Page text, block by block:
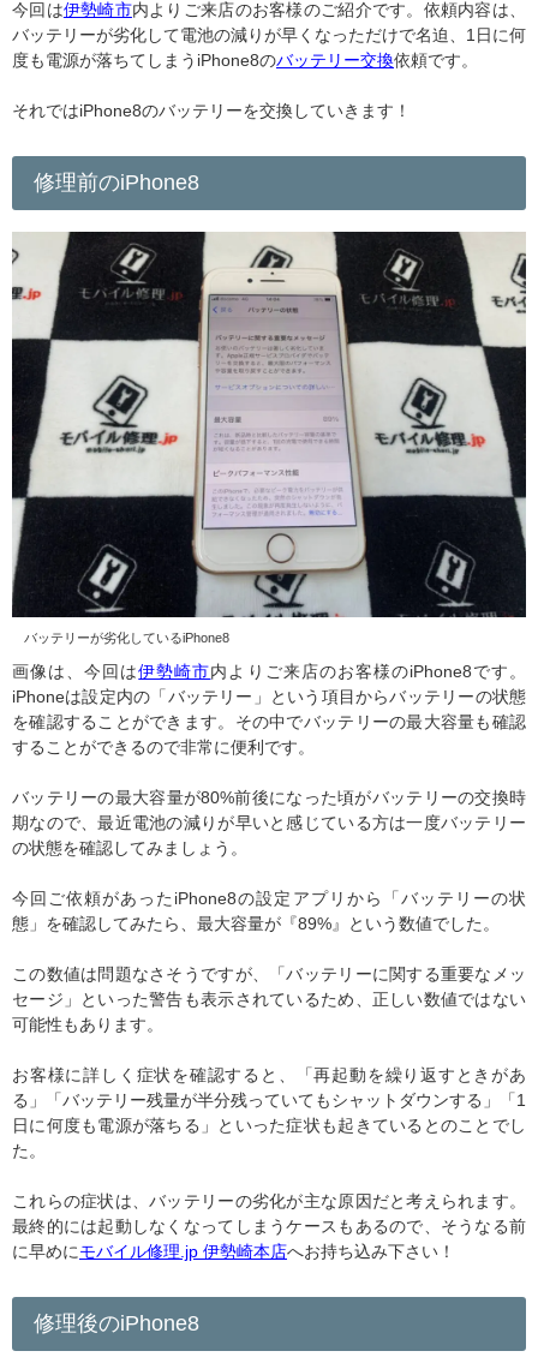
今回は伊勢崎市内よりご来店のお客様のご紹介です。依頼内容は、
バッテリーが劣化して電池の減りが早くなっただけで名迫、1日に何
度も電源が落ちてしまうiPhone8のバッテリー交換依頼です。
それではiPhone8のバッテリーを交換していきます！
修理前のiPhone8
バッテリーが劣化しているiPhone8
画像は、今回は伊勢崎市内よりご来店のお客様のiPhone8です。
iPhoneは設定内の「バッテリー」という項目からバッテリーの状態
を確認することができます。その中でバッテリーの最大容量も確認
することができるので非常に便利です。
バッテリーの最大容量が80%前後になった頃がバッテリーの交換時
期なので、最近電池の減りが早いと感じている方は一度バッテリー
の状態を確認してみましょう。
今回ご依頼があったiPhone8の設定アプリから「バッテリーの状
態」を確認してみたら、最大容量が『89%』という数値でした。
この数値は問題なさそうですが、「バッテリーに関する重要なメッ
セージ」といった警告も表示されているため、正しい数値ではない
可能性もあります。
お客様に詳しく症状を確認すると、「再起動を繰り返すときがあ
る」「バッテリー残量が半分残っていてもシャットダウンする」「1
日に何度も電源が落ちる」といった症状も起きているとのことでし
た。
これらの症状は、バッテリーの劣化が主な原因だと考えられます。
最終的には起動しなくなってしまうケースもあるので、そうなる前
に早めに モバイル修理.jp 伊勢崎本店へお持ち込み下さい！
修理後のiPhone8